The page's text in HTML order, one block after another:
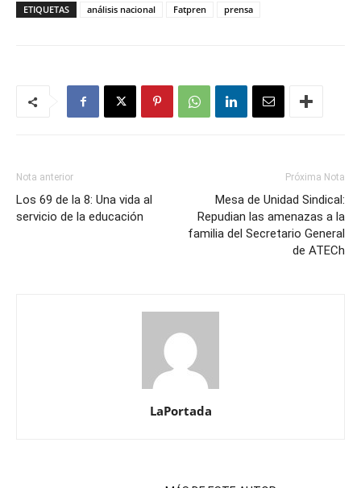
ETIQUETAS análisis nacional Fatpren prensa
Nota anterior
Los 69 de la 8: Una vida al
servicio de la educación
Próxima Nota
Mesa de Unidad Sindical:
Repudian las amenazas a la
familia del Secretario General
de ATECh
LaPortada